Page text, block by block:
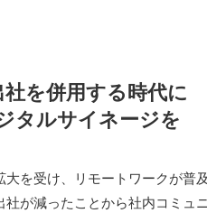
を併用する時代に
タルサイネージを
大を受け、リモートワークが普
社が減ったことから社内コミュ